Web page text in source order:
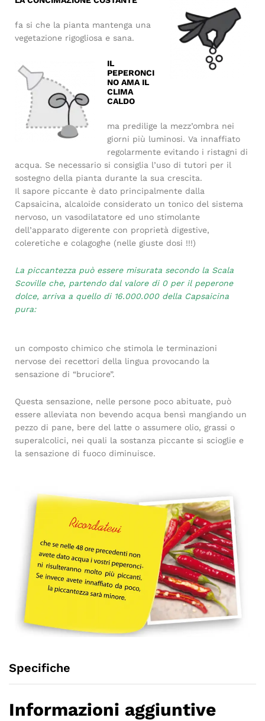
fa si che la pianta mantenga una
vegetazione rigogliosa e sana.
IL
PEPERONCI
NO AMA IL
CLIMA
CALDO
ma predilige la mezz’ombra nei
giorni più luminosi. Va innaffiato
regolarmente evitando i ristagni di
acqua. Se necessario si consiglia l’uso di tutori per il
sostegno della pianta durante la sua crescita.
Il sapore piccante è dato principalmente dalla
Capsaicina, alcaloide considerato un tonico del sistema
nervoso, un vasodilatatore ed uno stimolante
dell’apparato digerente con proprietà digestive,
coleretiche e colagoghe (nelle giuste dosi !!!)
La piccantezza può essere misurata secondo la Scala
Scoville che, partendo dal valore di 0 per il peperone
dolce, arriva a quello di 16.000.000 della Capsaicina
pura:
un composto chimico che stimola le terminazioni
nervose dei recettori della lingua provocando la
sensazione di “bruciore”.
Questa sensazione, nelle persone poco abituate, può
essere alleviata non bevendo acqua bensì mangiando un
pezzo di pane, bere del latte o assumere olio, grassi o
superalcolici, nei quali la sostanza piccante si scioglie e
la sensazione di fuoco diminuisce.
Specifiche
Informazioni aggiuntive